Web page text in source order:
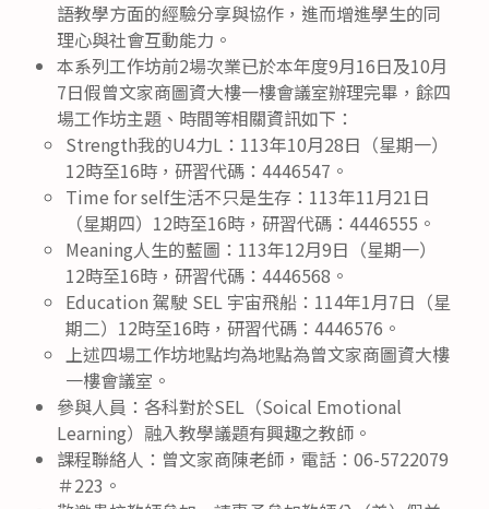
語教學方面的經驗分享與協作，進而增進學生的同
理心與社會互動能力。
本系列工作坊前2場次業已於本年度9月16日及10月
7日假曾文家商圖資大樓一樓會議室辦理完畢，餘四
場工作坊主題、時間等相關資訊如下：
Strength我的U4力L：113年10月28日（星期一）
12時至16時，研習代碼：4446547。
Time for self生活不只是生存：113年11月21日
（星期四）12時至16時，研習代碼：4446555。
Meaning人生的藍圖：113年12月9日（星期一）
12時至16時，研習代碼：4446568。
Education 駕駛 SEL 宇宙飛船：114年1月7日（星
期二）12時至16時，研習代碼：4446576。
上述四場工作坊地點均為地點為曾文家商圖資大樓
一樓會議室。
參與人員：各科對於SEL（Soical Emotional
Learning）融入教學議題有興趣之教師。
課程聯絡人：曾文家商陳老師，電話：06-5722079
＃223。